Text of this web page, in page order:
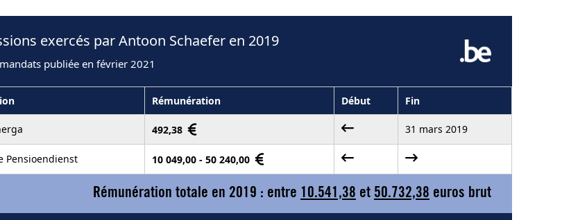
exercés par Antoon Schaefer en 2019
publiée en février 2021
Rémunération Début Fin
492,38 31 mars 2019
Pensioendienst 10 049,00 - 50 240,00
Rémunération totale en 2019 : entre 10.541,38 et 50.732,38 euros brut